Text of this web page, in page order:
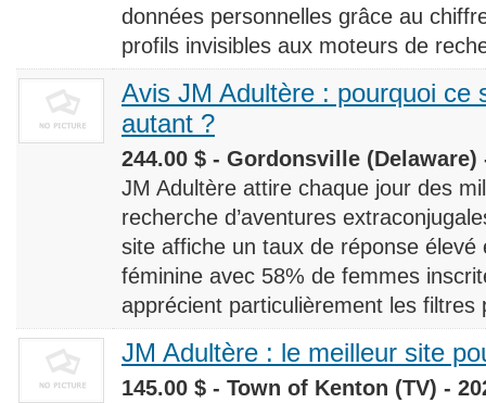
données personnelles grâce au
profils invisibles aux moteurs de
Avis JM Adultère : pourquoi ce
autant ?
244.00 $ - Gordonsville (Delaware)
JM Adultère attire chaque jour des
recherche d’aventures
site affiche un taux de réponse
féminine avec 58% de femmes
apprécient particulièrement les filtres
JM Adultère : le meilleur site
145.00 $ - Town of Kenton (TV) -